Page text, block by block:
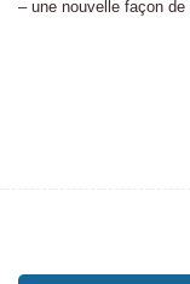
– une nouvelle façon